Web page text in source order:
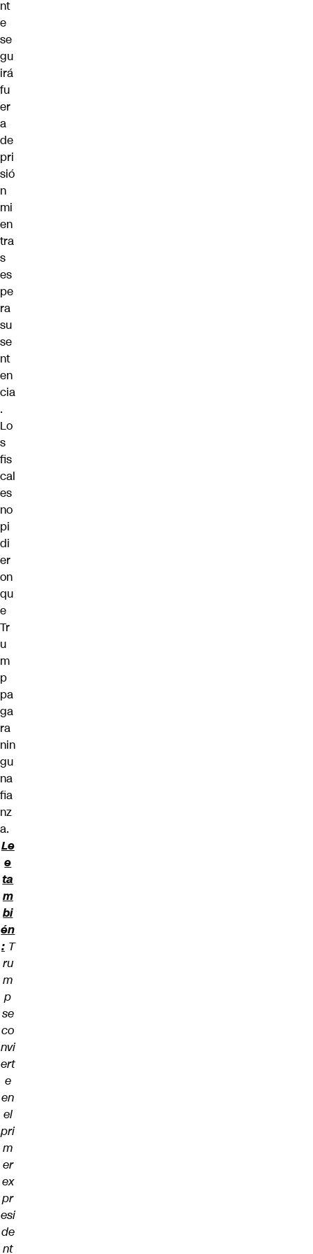
nt
e
se
gu
irá
fu
er
a
de
pri
sió
n
mi
en
tra
s
es
pe
ra
su
se
nt
en
cia
.
Lo
s
fis
cal
es
no
pi
di
er
on
qu
e
Tr
u
m
p
pa
ga
ra
nin
gu
na
fia
nz
a.
Le
e
ta
m
bi
én
: T
ru
m
p
se
co
nvi
ert
e
en
el
pri
m
er
ex
pr
esi
de
nt